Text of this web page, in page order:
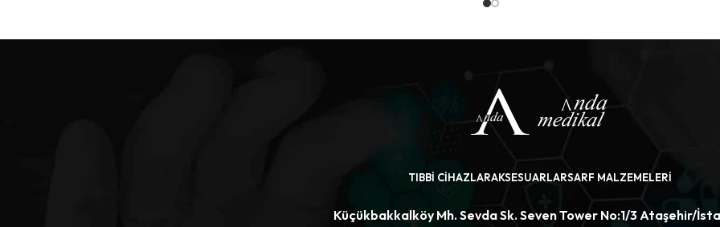
TIBBI CIHAZLARAKSESUARLARSARF MALZEMELERI
Küçükbakkalköy Mh. Sevda Sk. Seven Tower No:1/3 Ataşehir/